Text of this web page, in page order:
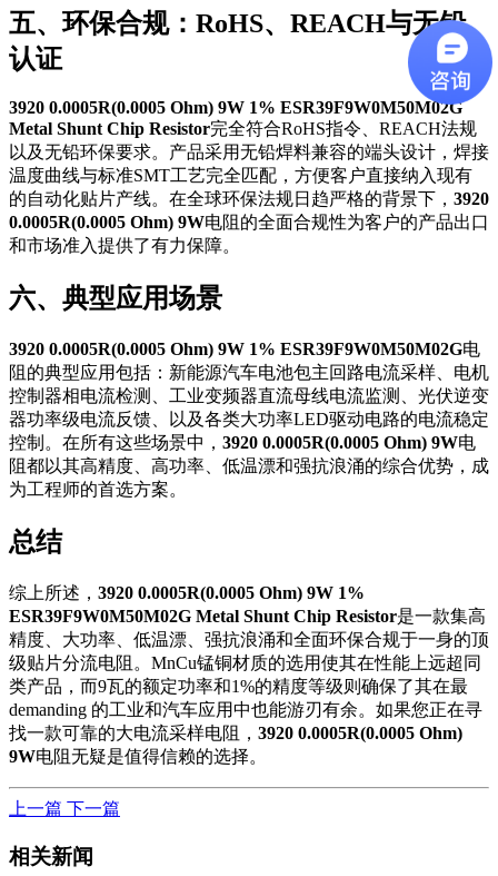
五、环保合规：RoHS、REACH与无铅
认证
3920 0.0005R(0.0005 Ohm) 9W 1% ESR39F9W0M50M02G
Metal Shunt Chip Resistor完全符合RoHS指令、REACH法规
以及无铅环保要求。产品采用无铅焊料兼容的端头设计，焊接
温度曲线与标准SMT工艺完全匹配，方便客户直接纳入现有
的自动化贴片产线。在全球环保法规日趋严格的背景下， 3920
0.0005R(0.0005 Ohm) 9W电阻的全面合规性为客户的产品出口
和市场准入提供了有力保障。
六、典型应用场景
3920 0.0005R(0.0005 Ohm) 9W 1% ESR39F9W0M50M02G电
阻的典型应用包括：新能源汽车电池包主回路电流采样、电机
控制器相电流检测、工业变频器直流母线电流监测、光伏逆变
器功率级电流反馈、以及各类大功率LED驱动电路的电流稳定
控制。在所有这些场景中， 3920 0.0005R(0.0005 Ohm) 9W电
阻都以其高精度、高功率、低温漂和强抗浪涌的综合优势，成
为工程师的首选方案。
总结
综上所述， 3920 0.0005R(0.0005 Ohm) 9W 1%
ESR39F9W0M50M02G Metal Shunt Chip Resistor是一款集高
精度、大功率、低温漂、强抗浪涌和全面环保合规于一身的顶
级贴片分流电阻。MnCu锰铜材质的选用使其在性能上远超同
类产品，而9瓦的额定功率和1%的精度等级则确保了其在最
demanding 的工业和汽车应用中也能游刃有余。如果您正在寻
找一款可靠的大电流采样电阻， 3920 0.0005R(0.0005 Ohm)
9W电阻无疑是值得信赖的选择。
上一篇 下一篇
相关新闻